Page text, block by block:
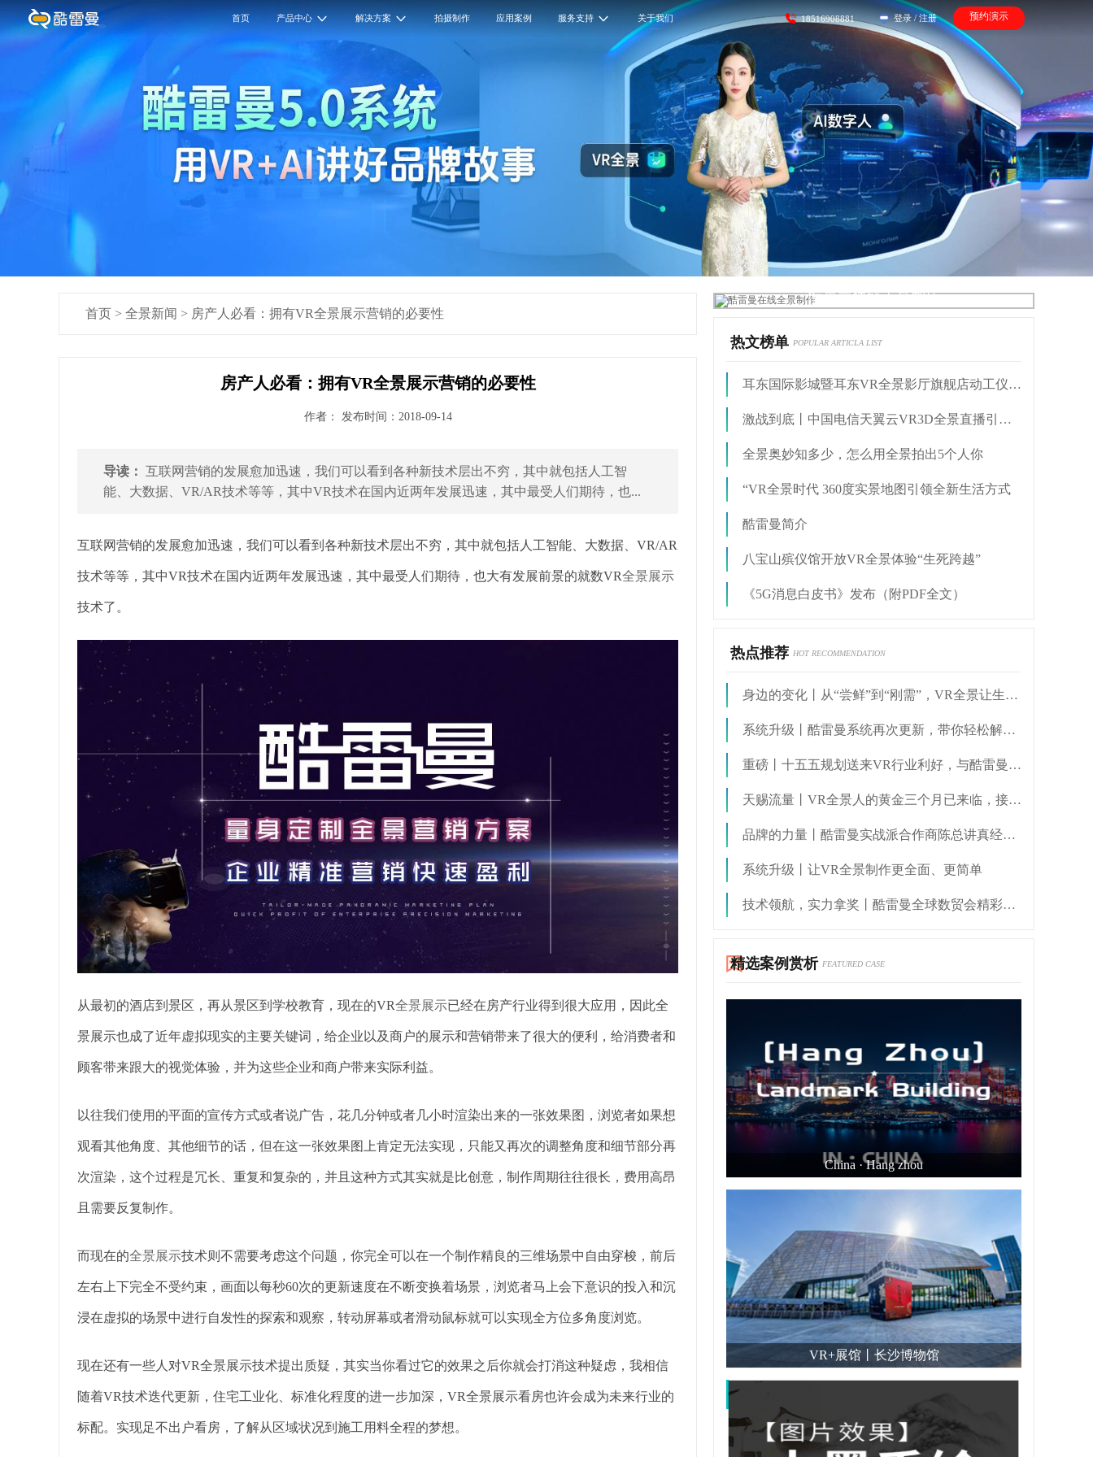
首页 产品中心 解决方案 拍摄制作 应用案例 服务支持 关于我们 18516908881 登录 / 注册 预约演示
首页 > 全景新闻 > 房产人必看：拥有VR全景展示营销的必要性
房产人必看：拥有VR全景展示营销的必要性
作者： 发布时间：2018-09-14
导读： 互联网营销的发展愈加迅速，我们可以看到各种新技术层出不穷，其中就包括人工智
能、大数据、VR/AR技术等等，其中VR技术在国内近两年发展迅速，其中最受人们期待，也...
互联网营销的发展愈加迅速，我们可以看到各种新技术层出不穷，其中就包括人工智能、大数据、VR/AR
技术等等，其中VR技术在国内近两年发展迅速，其中最受人们期待，也大有发展前景的就数VR全景展示
技术了。
从最初的酒店到景区，再从景区到学校教育，现在的VR全景展示已经在房产行业得到很大应用，因此全
景展示也成了近年虚拟现实的主要关键词，给企业以及商户的展示和营销带来了很大的便利，给消费者和
顾客带来跟大的视觉体验，并为这些企业和商户带来实际利益。
以往我们使用的平面的宣传方式或者说广告，花几分钟或者几小时渲染出来的一张效果图，浏览者如果想
观看其他角度、其他细节的话，但在这一张效果图上肯定无法实现，只能又再次的调整角度和细节部分再
次渲染，这个过程是冗长、重复和复杂的，并且这种方式其实就是比创意，制作周期往往很长，费用高昂
且需要反复制作。
而现在的全景展示技术则不需要考虑这个问题，你完全可以在一个制作精良的三维场景中自由穿梭，前后
左右上下完全不受约束，画面以每秒60次的更新速度在不断变换着场景，浏览者马上会下意识的投入和沉
浸在虚拟的场景中进行自发性的探索和观察，转动屏幕或者滑动鼠标就可以实现全方位多角度浏览。
现在还有一些人对VR全景展示技术提出质疑，其实当你看过它的效果之后你就会打消这种疑虑，我相信
随着VR技术迭代更新，住宅工业化、标准化程度的进一步加深，VR全景展示看房也许会成为未来行业的
标配。实现足不出户看房，了解从区域状况到施工用料全程的梦想。
酷雷曼在线全景制作
热文榜单 POPULAR ARTICLA LIST
耳东国际影城暨耳东VR全景影厅旗舰店动工仪式盛大举行
激战到底丨中国电信天翼云VR3D全景直播引燃拳击热火
全景奥妙知多少，怎么用全景拍出5个人你
“VR全景时代 360度实景地图引领全新生活方式
酷雷曼简介
八宝山殡仪馆开放VR全景体验“生死跨越”
《5G消息白皮书》发布（附PDF全文）
热点推荐 HOT RECOMMENDATION
身边的变化丨从“尝鲜”到“刚需”，VR全景让生活“立体化”
系统升级丨酷雷曼系统再次更新，带你轻松解锁实用新功能
重磅丨十五五规划送来VR行业利好，与酷雷曼一起共赢未来新基建！
天赐流量丨VR全景人的黄金三个月已来临，接住这波泼天富贵！
品牌的力量丨酷雷曼实战派合作商陈总讲真经验、传真方法
系统升级丨让VR全景制作更全面、更简单
技术领航，实力拿奖丨酷雷曼全球数贸会精彩时刻
精选案例赏析 FEATURED CASE
China · Hang zhou
VR+展馆丨长沙博物馆